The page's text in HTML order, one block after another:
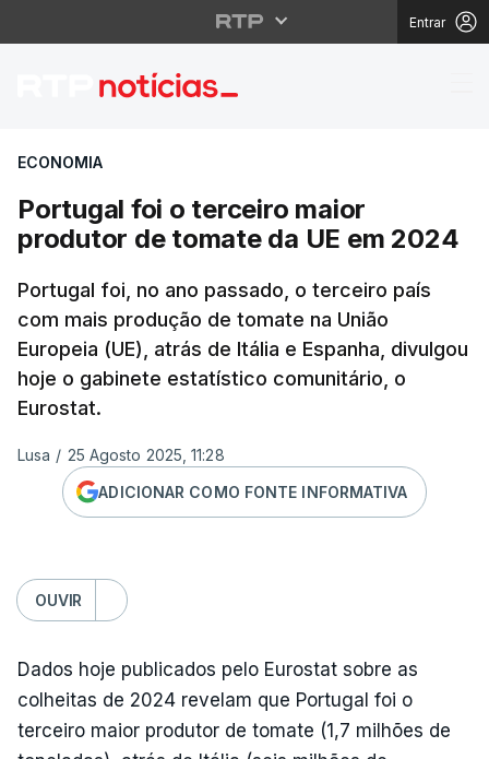
Entrar
Portugal foi o terceiro
ECONOMIA
Portugal foi o terceiro maior
produtor de tomate da UE em 2024
Portugal foi, no ano passado, o terceiro país
com mais produção de tomate na União
Europeia (UE), atrás de Itália e Espanha, divulgou
hoje o gabinete estatístico comunitário, o
Eurostat.
Lusa / 25 Agosto 2025, 11:28
ADICIONAR COMO FONTE INFORMATIVA
OUVIR
Dados hoje publicados pelo Eurostat sobre as
colheitas de 2024 revelam que Portugal foi o
terceiro maior produtor de tomate (1,7 milhões de